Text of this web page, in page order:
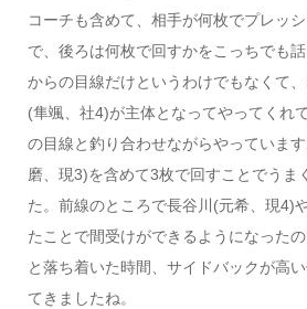
コーチも含めて、相手が何枚でプレッ
で、後ろは何枚で回すかをこっちでも
からの目線だけというわけでもなくて
(隼颯、社4)が主体となってやってくれ
の目線と釣り合わせながらやっていま
磨、現3)を含めて3枚で回すことでうま
た。前線のところで長谷川(元希、現4)
たことで間受けができるようになった
と落ち着いた時間、サイドバックが高
てきましたね。